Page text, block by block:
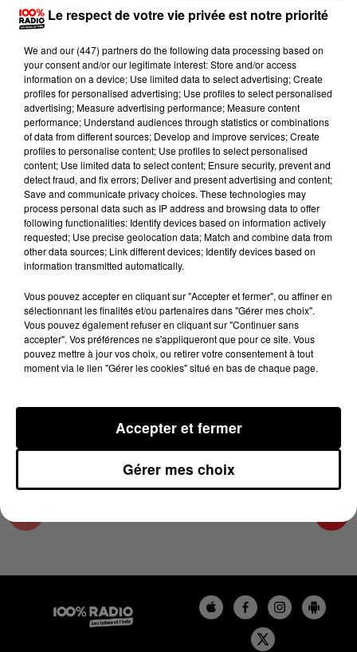
Lecture (1 min 14 sec)
100%
100% Radio l'agenda de l'Hérault
11 mai 2024 - 1 min 14 sec
L'AGENDA DE L'HÉRAULT DU 11/05/2024 À
07H44
L'AGENDA DE L'HERAULT
Le respect de votre vie privée est notre priorité
We and our (447) partnersdo the following data processing based on
your consent and/or our legitimate interest: Store and/or access
information on a device; Use limited data to select advertising; Create
profiles for personalised advertising; Use profiles to select personalised
advertising; Measure advertising performance; Measure content
performance; Understand audiences through statistics or combinations
of data from different sources; Develop and improve services; Create
profiles to personalise content; Use profiles to select personalised
content; Use limited data to select content; Ensure security, prevent and
detect fraud, and fix errors; Deliver and present advertising and content;
Save and communicate privacy choices. These technologies may
process personal data such as IP address and browsing data to offer
following functionalities: Identify devices based on information actively
requested; Use precise geolocation data; Match and combine data from
other data sources; Link different devices; Identify devices based on
information transmitted automatically.
Vous pouvez accepter en cliquant sur "Accepter et fermer", ou affiner en
sélectionnant les finalités et/ou partenaires dans "Gérer mes choix".
Vous pouvez également refuser en cliquant sur "Continuer sans
accepter". Vos préférences ne s'appliqueront que pour ce site. Vous
pouvez mettre à jour vos choix, ou retirer votre consentement à tout
moment via le lien "Gérer les cookies" situé en bas de chaque page.
Gérer mes choix
Accepter et fermer